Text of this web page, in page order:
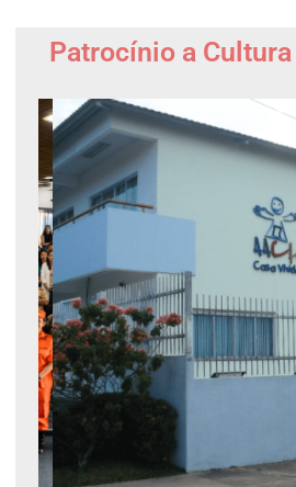
Patrocínio a Cultura